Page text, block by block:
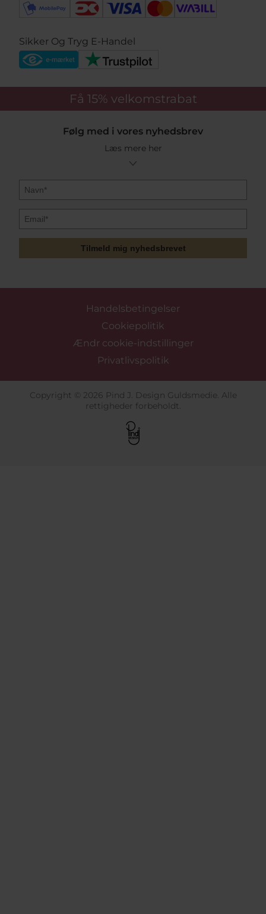
Sikker Og Tryg E-Handel
Få 15% velkomstrabat
Følg med i vores nyhedsbrev
Læs mere her
Tilmeld mig nyhedsbrevet
Handelsbetingelser
Cookiepolitik
Ændr cookie-indstillinger
Privatlivspolitik
Copyright © 2026 Pind J. Design Guldsmedie. Alle
rettigheder forbeholdt.